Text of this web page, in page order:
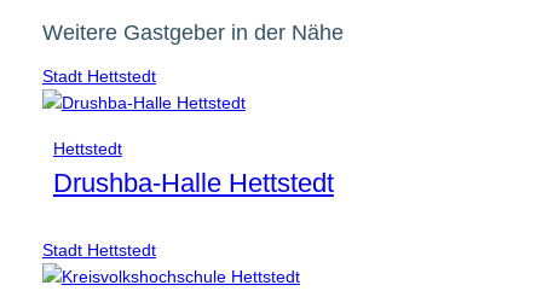
Weitere Gastgeber in der Nähe
Stadt Hettstedt
Hettstedt
Drushba-Halle Hettstedt
Stadt Hettstedt